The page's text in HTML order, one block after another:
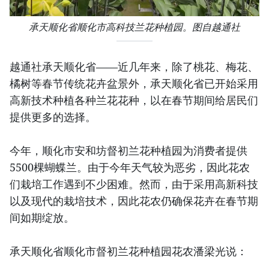
承天顺化省顺化市高科技兰花种植园。图自越通社
越通社承天顺化省——近几年来，除了桃花、梅花、
橘树等春节传统花卉盆景外，承天顺化省已开始采用
高新技术种植各种兰花花种，以在春节期间给居民们
提供更多的选择。
今年，顺化市安和坊督初兰花种植园为消费者提供
5500棵蝴蝶兰。由于今年天气较为恶劣，因此花农
们栽培工作遇到不少困难。然而，由于采用高新科技
以及现代的栽培技术，因此花农仍确保花卉在春节期
间如期绽放。
承天顺化省顺化市督初兰花种植园花农潘梁光说：